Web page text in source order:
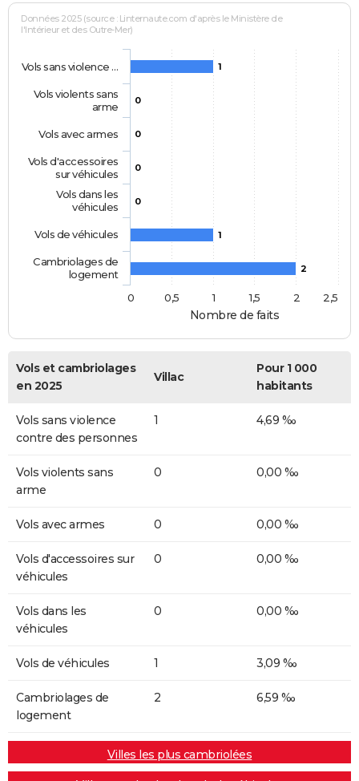
Nombre de faits
Données 2025 (source : Linternaute.com d'après le Ministère de
l'Intérieur et des Outre-Mer)
1
0
0
0
0
1
2
Vols sans violence …
Vols violents sans
arme
Vols avec armes
Vols d'accessoires
sur véhicules
Vols dans les
véhicules
Vols de véhicules
Cambriolages de
logement
0
0,5 1 1,5 2 2,5
Vols et cambriolages
en 2025
Villac
Pour 1 000
habitants
Vols sans violence
contre des personnes
1 4,69 ‰
Vols violents sans
arme
0 0,00 ‰
Vols avec armes 0 0,00 ‰
Vols d'accessoires sur
véhicules
0 0,00 ‰
Vols dans les
véhicules
0 0,00 ‰
Vols de véhicules 1 3,09 ‰
Cambriolages de
logement
2 6,59 ‰
Villes les plus cambriolées